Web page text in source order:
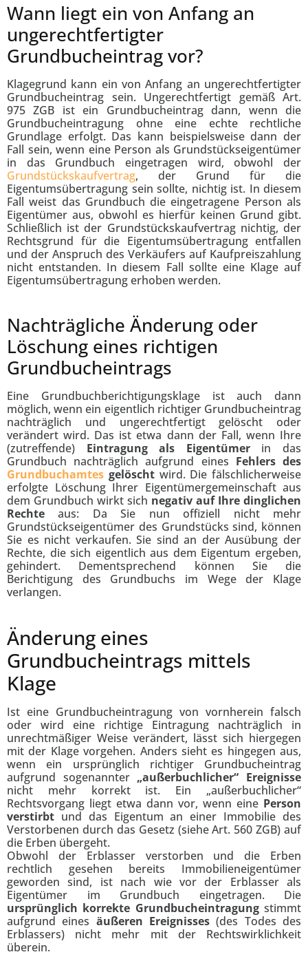
Wann liegt ein von Anfang an
ungerechtfertigter
Grundbucheintrag vor?
Klagegrund kann ein von Anfang an ungerechtfertigter
Grundbucheintrag sein. Ungerechtfertigt gemäß Art.
975 ZGB ist ein Grundbucheintrag dann, wenn die
Grundbucheintragung ohne eine echte rechtliche
Grundlage erfolgt. Das kann beispielsweise dann der
Fall sein, wenn eine Person als Grundstückseigentümer
in das Grundbuch eingetragen wird, obwohl der
Grundstückskaufvertrag, der Grund für die
Eigentumsübertragung sein sollte, nichtig ist. In diesem
Fall weist das Grundbuch die eingetragene Person als
Eigentümer aus, obwohl es hierfür keinen Grund gibt.
Schließlich ist der Grundstückskaufvertrag nichtig, der
Rechtsgrund für die Eigentumsübertragung entfallen
und der Anspruch des Verkäufers auf Kaufpreiszahlung
nicht entstanden. In diesem Fall sollte eine Klage auf
Eigentumsübertragung erhoben werden.
Nachträgliche Änderung oder
Löschung eines richtigen
Grundbucheintrags
Eine Grundbuchberichtigungsklage ist auch dann
möglich, wenn ein eigentlich richtiger Grundbucheintrag
nachträglich und ungerechtfertigt gelöscht oder
verändert wird. Das ist etwa dann der Fall, wenn Ihre
(zutreffende) Eintragung als Eigentümerin das
Grundbuch nachträglich aufgrund eines Fehlers des
Grundbuchamtes gelöschtwird. Die fälschlicherweise
erfolgte Löschung Ihrer Eigentümergemeinschaft aus
dem Grundbuch wirkt sich negativ auf Ihre dinglichen
Rechte aus: Da Sie nun offiziell nicht mehr
Grundstückseigentümer des Grundstücks sind, können
Sie es nicht verkaufen. Sie sind an der Ausübung der
Rechte, die sich eigentlich aus dem Eigentum ergeben,
gehindert. Dementsprechend können Sie die
Berichtigung des Grundbuchs im Wege der Klage
verlangen.
Änderung eines
Grundbucheintrags mittels
Klage
Ist eine Grundbucheintragung von vornherein falsch
oder wird eine richtige Eintragung nachträglich in
unrechtmäßiger Weise verändert, lässt sich hiergegen
mit der Klage vorgehen. Anders sieht es hingegen aus,
wenn ein ursprünglich richtiger Grundbucheintrag
aufgrund sogenannter„außerbuchlicher“ Ereignisse
nicht mehr korrekt ist. Ein „außerbuchlicher“
Rechtsvorgang liegt etwa dann vor, wenn eine Person
verstirbt und das Eigentum an einer Immobilie des
Verstorbenen durch das Gesetz (siehe Art. 560 ZGB) auf
die Erben übergeht.
Obwohl der Erblasser verstorben und die Erben
rechtlich gesehen bereits Immobilieneigentümer
geworden sind, ist nach wie vor der Erblasser als
Eigentümer im Grundbuch eingetragen. Die
ursprünglich korrekte Grundbucheintragungstimmt
aufgrund eines äußeren Ereignisses (des Todes des
Erblassers) nicht mehr mit der Rechtswirklichkeit
überein.